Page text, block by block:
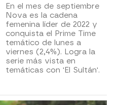
En el mes de septiembre
Nova es la cadena
femenina líder de 2022 y
conquista el Prime Time
temático de lunes a
viernes (2,4%). Logra la
serie más vista en
temáticas con 'El Sultán'.